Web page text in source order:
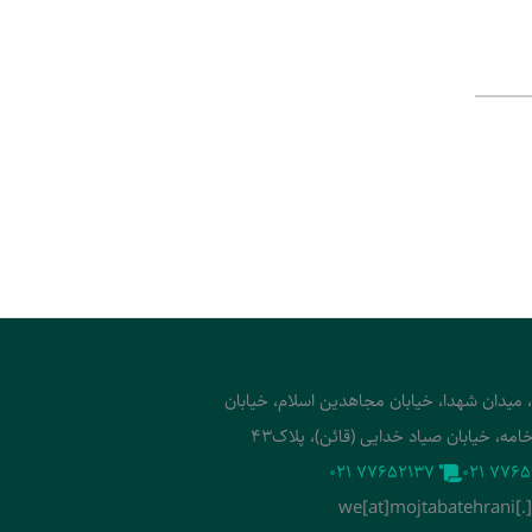
میدان شهدا، خیابان مجاهدین اسلام، خیابان
خیابان صیاد خدایی (قائن)، پلاک43
‭021
‭021 77652137‬